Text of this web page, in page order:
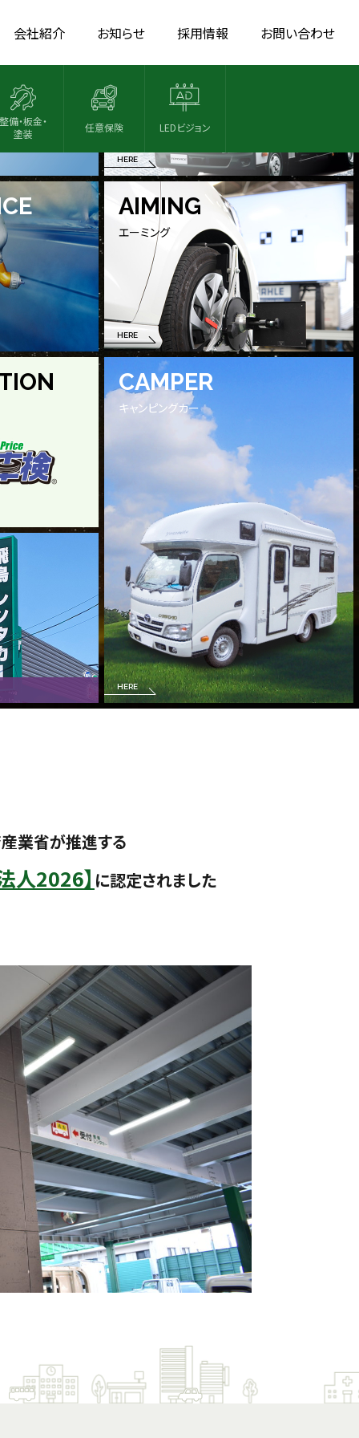
備・板金・
塗装
任意保険 LEDビジョン
会社紹介 お知らせ 採用情報 お問い合わせ
VAN TRUCK
HERE
AIMING
エーミング
HERE
CAMPER
キャンピングカー
HERE
業省が推進する
人2026】 に認定されました